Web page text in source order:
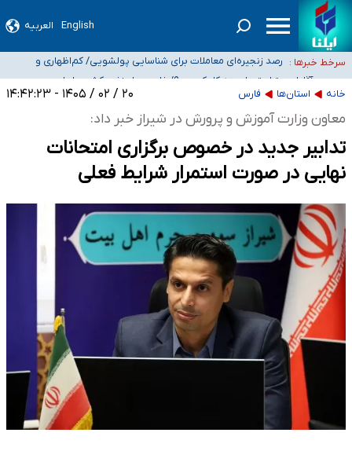
English العربیه
سرخط خبرها :
شیب آسیب‌های اجتماعی در کشور افزایشی است
رصد زنجیره‌ای معاملات برای شناسایی پولشویی/ کم‌اظهاری و
بیش‌اظهاری زیر ذره‌بین مالیاتی«حسین آقایاری» تراستی ابربدهکار کیست؟/ غارت پول نفت کشور با
پاسپورت ایرانی- افغانستانی
آسیب‌های جنگ، صدور گواهینامه موتورسواری زنان را به تأخیر انداخت
درخواست جلسه نمایندگان با رئیس‌جمهور برای تصمیم‌گیری درباره حذف شرکت‌های
پیمانکاری/ مصوبه دولت انتظار مجلس و نیروهای شرکتی را تأمین نکرد
خانه استان‌ها فارس ۲۰ / ۰۲ / ۱۴۰۵ - ۱۴:۴۲:۲۳
معاون وزارت آموزش‌ و پرورش در شیراز خبر داد:
تدابیر جدید در خصوص برگزاری امتحانات
نهایی در صورت استمرار شرایط فعلی